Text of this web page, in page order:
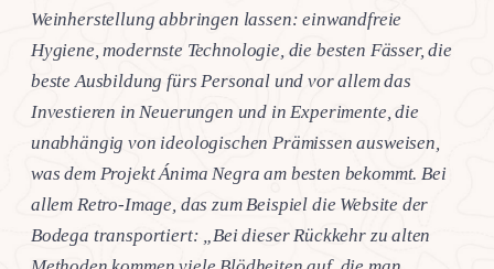
Weinherstellung abbringen lassen: einwandfreie
Hygiene, modernste Technologie, die besten Fässer, die
beste Ausbildung fürs Personal und vor allem das
Investieren in Neuerungen und in Experimente, die
unabhängig von ideologischen Prämissen ausweisen,
was dem Projekt Ánima Negra am besten bekommt. Bei
allem Retro-Image, das zum Beispiel die Website der
Bodega transportiert: „Bei dieser Rückkehr zu alten